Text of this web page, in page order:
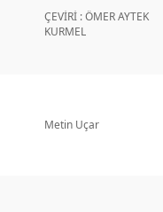
ÇEVİRİ : ÖMER AYTEK
KURMEL
Metin Uçar